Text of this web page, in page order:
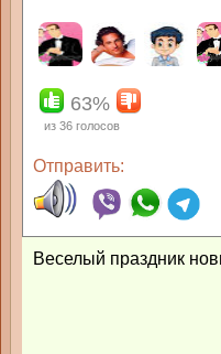
63%
из 36 голосов
Отправить:
Веселый праздник